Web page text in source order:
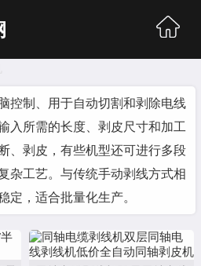
控制、用于自动切割和剥除电线
入所需的长度、剥皮尺寸和加工
、剥皮，有些机型还可进行多段
杂工艺。与传统手动剥线方式相
定，适合批量化生产。